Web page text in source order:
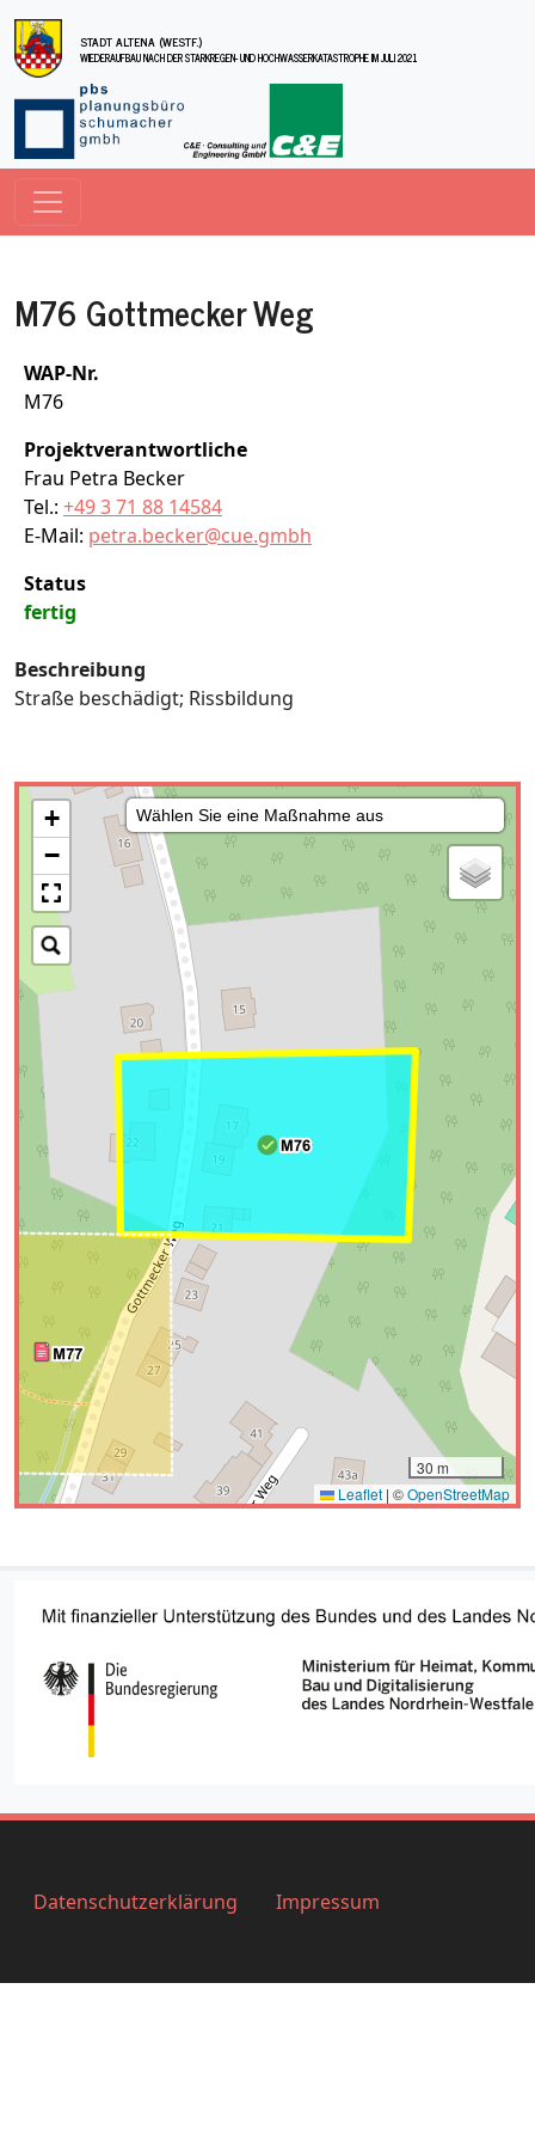
Direkt zum Inhalt
STADT ALTENA (WESTF.)
WIEDERAUFBAU NACH DER STARKREGEN- UND HOCHWASSERKATASTROPHE IM JULI 2021
M76 Gottmecker Weg
WAP-Nr.
M76
Projektverantwortliche
Frau Petra Becker
Tel.: +49 3 71 88 14584
E-Mail: petra.becker@cue.gmbh
Status
fertig
Beschreibung
Straße beschädigt; Rissbildung
Datenschutzerklärung Impressum